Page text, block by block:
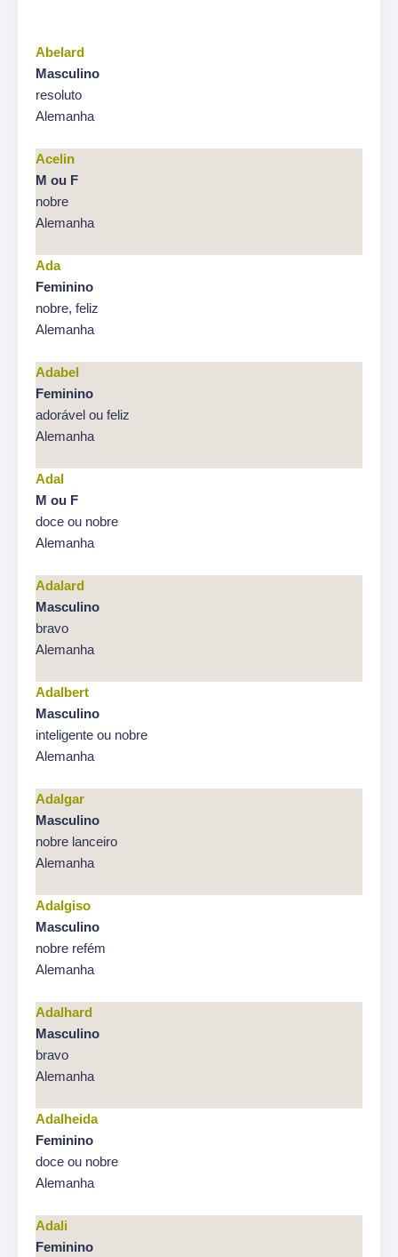
Abelard
Masculino
resoluto
Alemanha
Acelin
M ou F
nobre
Alemanha
Ada
Feminino
nobre, feliz
Alemanha
Adabel
Feminino
adorável ou feliz
Alemanha
Adal
M ou F
doce ou nobre
Alemanha
Adalard
Masculino
bravo
Alemanha
Adalbert
Masculino
inteligente ou nobre
Alemanha
Adalgar
Masculino
nobre lanceiro
Alemanha
Adalgiso
Masculino
nobre refém
Alemanha
Adalhard
Masculino
bravo
Alemanha
Adalheida
Feminino
doce ou nobre
Alemanha
Adali
Feminino